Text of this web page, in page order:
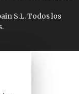
S.L. Todos los